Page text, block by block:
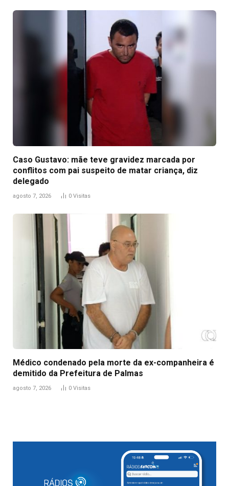
Caso Gustavo: mãe teve gravidez marcada por
conflitos com pai suspeito de matar criança, diz
delegado
agosto 7, 2026 0 Visitas
Médico condenado pela morte da ex-companheira é
demitido da Prefeitura de Palmas
agosto 7, 2026 0 Visitas